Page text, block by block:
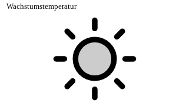
Wachstumstemperatur